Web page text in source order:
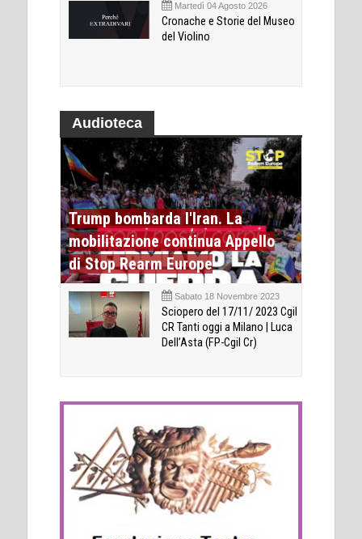
Martedì 04 Agosto 2026
Cronache e Storie del Museo
del Violino
Audioteca
Trump bombarda l'Iran. La
mobilitazione continua Appello
di Stop Rearm Europe
Sabato 18 Novembre 2023
Sciopero del 17/11/ 2023 Cgil
CR Tanti oggi a Milano | Luca
Dell’Asta (FP-Cgil Cr)